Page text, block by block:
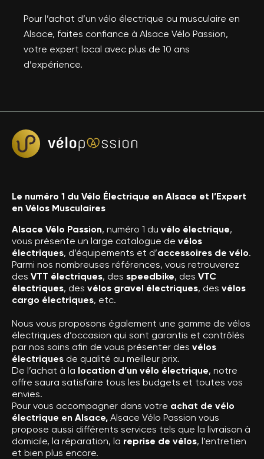
Pour l’achat d’un vélo électrique ou musculaire en
Alsace, faites confiance à Alsace Vélo Passion,
votre expert local avec plus de 10 ans
d’expérience.
Le numéro 1 du Vélo Électrique en Alsace et l’Expert
en Vélos Musculaires
Alsace Vélo Passion, numéro 1 du vélo électrique,
vous présente un large catalogue de vélos
électriques, d’équipements et d’accessoires de vélo.
Parmi nos nombreuses références, vous retrouverez
des VTT électriques, des speedbike, des VTC
électriques, des vélos gravel électriques, des vélos
cargo électriques, etc.
Nous vous proposons également une gamme de vélos
électriques d’occasion qui sont garantis et contrôlés
par nos soins afin de vous présenter des vélos
électriques de qualité au meilleur prix.
De l’achat à la location d’un vélo électrique, notre
offre saura satisfaire tous les budgets et toutes vos
envies.
Pour vous accompagner dans votre achat de vélo
électrique en Alsace, Alsace Vélo Passion vous
propose aussi différents services tels que la livraison à
domicile, la réparation, la reprise de vélos, l’entretien
et bien plus encore.